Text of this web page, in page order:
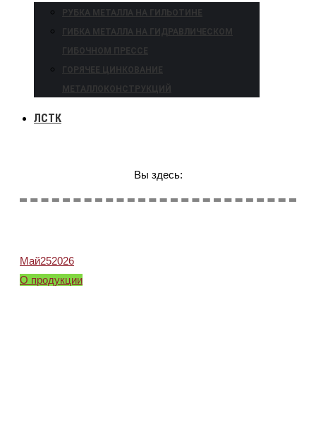
РУБКА МЕТАЛЛА НА ГИЛЬОТИНЕ
ГИБКА МЕТАЛЛА НА ГИДРАВЛИЧЕСКОМ
ГИБОЧНОМ ПРЕССЕ
ГОРЯЧЕЕ ЦИНКОВАНИЕ
МЕТАЛЛОКОНСТРУКЦИЙ
ЛСТК
Вы здесь:
Май252026
О продукции